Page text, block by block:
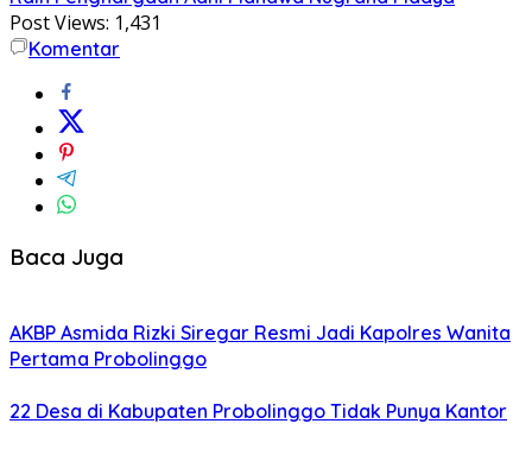
Post Views: 1,431
Komentar
Baca Juga
AKBP Asmida Rizki Siregar Resmi Jadi Kapolres Wanita
Pertama Probolinggo
22 Desa di Kabupaten Probolinggo Tidak Punya Kantor